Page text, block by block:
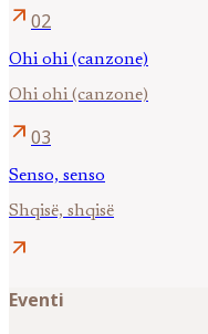
arrow_outward 02
Ohi ohi (canzone)
Ohi ohi (canzone)
arrow_outward 03
Senso, senso
Shqisë, shqisë
arrow_outward
Eventi